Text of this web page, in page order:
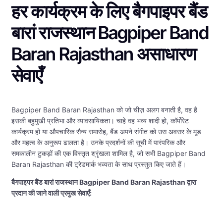
हर कार्यक्रम के लिए बैगपाइपर बैंड
बारां राजस्थान Bagpiper Band
Baran Rajasthan असाधारण
सेवाएँ
Bagpiper Band Baran Rajasthan को जो चीज़ अलग बनाती है, वह है
इसकी बहुमुखी प्रतिभा और व्यावसायिकता। चाहे वह भव्य शादी हो, कॉर्पोरेट
कार्यक्रम हो या औपचारिक सैन्य समारोह, बैंड अपने संगीत को उस अवसर के मूड
और महत्व के अनुरूप ढालता है। उनके प्रदर्शनों की सूची में पारंपरिक और
समकालीन टुकड़ों की एक विस्तृत श्रृंखला शामिल है, जो सभी Bagpiper Band
Baran Rajasthan की ट्रेडमार्क भव्यता के साथ प्रस्तुत किए जाते हैं।
बैगपाइपर बैंड बारां राजस्थान Bagpiper Band Baran Rajasthan द्वारा
प्रदान की जाने वाली प्रमुख सेवाएँ: